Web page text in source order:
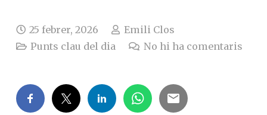
25 febrer, 2026
Emili Clos